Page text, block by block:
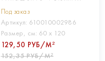
Под заказ
Артикул: 610010002986
Размер, см: 60 х 120
129,50 РУБ/М²
152,35 РУБ/М²